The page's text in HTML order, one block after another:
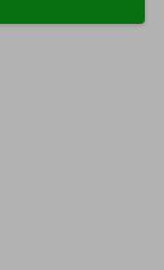
СБ, ВС -